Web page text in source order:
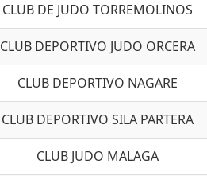
CLUB DE JUDO TORREMOLINOS
CLUB DEPORTIVO JUDO ORCERA
CLUB DEPORTIVO NAGARE
CLUB DEPORTIVO SILA PARTERA
CLUB JUDO MALAGA